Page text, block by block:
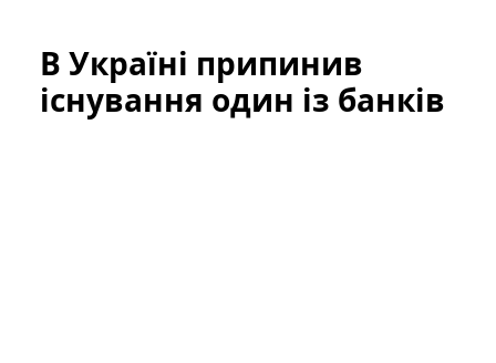
В Україні припинив
існування один із банків